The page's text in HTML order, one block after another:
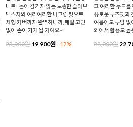
니트! 몸에 감기지 않는 보송한 슬라브
텍스처와 여리여리한 나그랑 핏으로
체형 커버까지 완벽하니까, 매일 고민
없이 손이 가게 될 거예요~
23,900원19,900원 17%
고 여리한 무드를
유로운 루즈핏과
여름에도 부담 없
외에서 활용도 높
28,000원